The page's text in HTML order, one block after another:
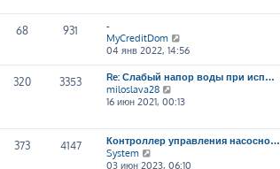
и
ю
у
о
о
б
щ
н
ю
д
н
е
м
у
с
о
б
щ
е
о
с
д
н
е
у
с
о
е
т
и
п
о
с
н
е
68 931
-
MyCreditDom
е
р
е
т
п
о
с
04 янв 2022, 14:56
320 3353
Re: Слабый напор воды при исп…
miloslava28
е
е
й
и
16 июн 2021, 00:13
373 4147
Контроллер управления насосно…
System
е
03 июн 2023, 06:10